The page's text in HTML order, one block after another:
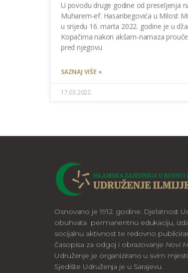
U povodu druge godine od preseljenja
Muharem-ef. Hasanbegovića u Milost
u srijedu 16. marta 2022. godine je u
Kopačima nakon akšam-namaza
pred njegovu
SAZNAJ VIŠE »
17.03.2022.
Osnovano je 1912. godine. Djelatnost
obuhvata permanentnu edukaciju,
socijalnu aktivnost te redovno
časopisa za odgoj i obrazovanje Novi
Udruženje je organizirano u svim
Sjedište Udruženja je u Sarajevu.